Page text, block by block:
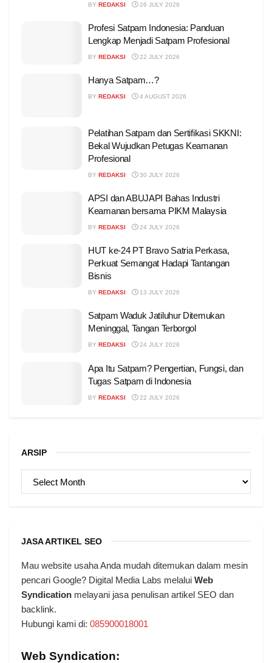
BY REDAKSI 26 JULY 2026
Profesi Satpam Indonesia: Panduan
Lengkap Menjadi Satpam Profesional
BY REDAKSI 22 JULY 2026
Hanya Satpam…?
BY REDAKSI 4 AUGUST 2026
Pelatihan Satpam dan Sertifikasi SKKNI:
Bekal Wujudkan Petugas Keamanan
Profesional
BY REDAKSI 30 JULY 2026
APSI dan ABUJAPI Bahas Industri
Keamanan bersama PIKM Malaysia
BY REDAKSI 24 JULY 2026
HUT ke-24 PT Bravo Satria Perkasa,
Perkuat Semangat Hadapi Tantangan
Bisnis
BY REDAKSI 13 JULY 2026
Satpam Waduk Jatiluhur Ditemukan
Meninggal, Tangan Terborgol
BY REDAKSI 24 JULY 2026
Apa Itu Satpam? Pengertian, Fungsi, dan
Tugas Satpam di Indonesia
BY REDAKSI 22 JULY 2026
ARSIP
JASA ARTIKEL SEO
Mau website usaha Anda mudah ditemukan dalam mesin
pencari Google? Digital Media Labs melalui Web
Syndication melayani jasa penulisan artikel SEO dan
backlink.
Hubungi kami di: 085900018001
Web Syndication: